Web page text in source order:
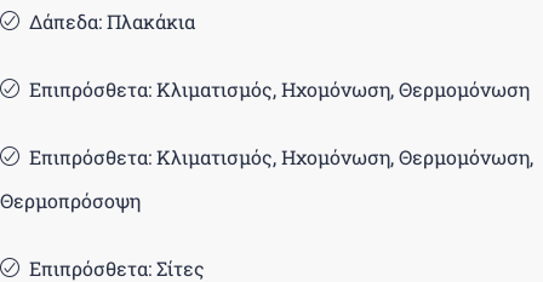
Δάπεδα: Πλακάκια
Επιπρόσθετα: Κλιματισμός, Ηχομόνωση, Θερμομόνωση
Επιπρόσθετα: Κλιματισμός, Ηχομόνωση, Θερμομόνωση,
Θερμοπρόσοψη
Επιπρόσθετα: Σίτες